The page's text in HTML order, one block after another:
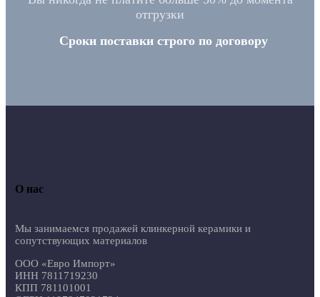
отгрузки
Сроки поставки строго по договору
О нас
Мы занимаемся продажей клинкерной керамики и
сопутствующих материалов
ООО «Евро Импорт»
ИНН 7811719230
КПП 781101001